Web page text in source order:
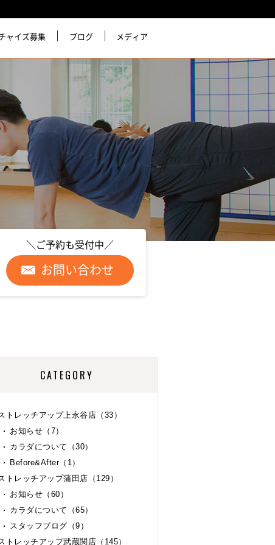
ャイズ募集 ブログ メディア
＼ご予約も受付中／
お問い合わせ
CATEGORY
トレッチアップ上永谷店（33）
お知らせ（7）
カラダについて（30）
Before&After（1）
トレッチアップ蒲田店（129）
お知らせ（60）
カラダについて（65）
スタッフブログ（9）
トレッチアップ武蔵関店（145）